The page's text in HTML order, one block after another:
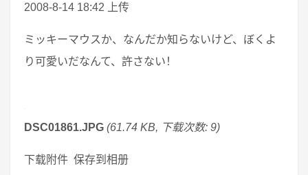
2008-8-14 18:42 上传
ミッキーマウスか、なんだか知らないけど、ぼくよ
り可愛いだなんて、許さない！
DSC01861.JPG (61.74 KB, 下载次数: 9)
下载附件 保存到相册